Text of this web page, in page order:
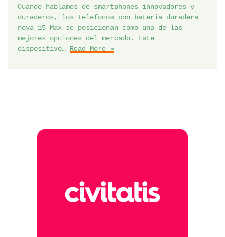
Cuando hablamos de smartphones innovadores y
duraderos, los telefonos con bateria duradera
nova 15 Max se posicionan como una de las
mejores opciones del mercado. Este
dispositivo… Read More »